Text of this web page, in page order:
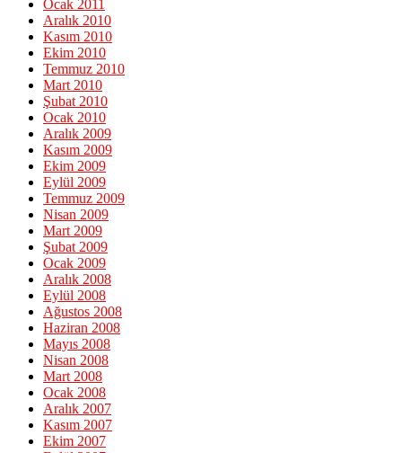
Ocak 2011
Aralık 2010
Kasım 2010
Ekim 2010
Temmuz 2010
Mart 2010
Şubat 2010
Ocak 2010
Aralık 2009
Kasım 2009
Ekim 2009
Eylül 2009
Temmuz 2009
Nisan 2009
Mart 2009
Şubat 2009
Ocak 2009
Aralık 2008
Eylül 2008
Ağustos 2008
Haziran 2008
Mayıs 2008
Nisan 2008
Mart 2008
Ocak 2008
Aralık 2007
Kasım 2007
Ekim 2007